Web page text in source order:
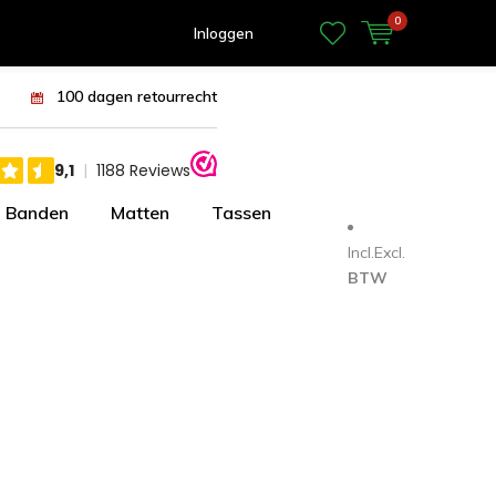
Inloggen
0
100 dagen retourrecht
Banden Matten Tassen
Incl.Excl.
BTW